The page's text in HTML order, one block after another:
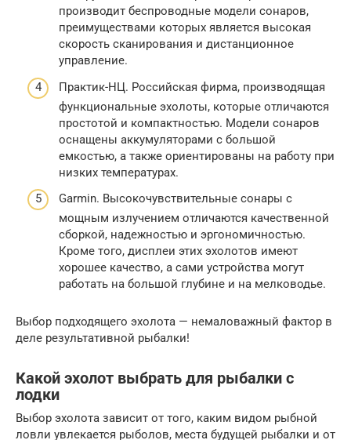
производит беспроводные модели сонаров,
преимуществами которых является высокая
скорость сканирования и дистанционное
управление.
Практик-НЦ. Российская фирма, производящая
функциональные эхолоты, которые отличаются
простотой и компактностью. Модели сонаров
оснащены аккумуляторами с большой
емкостью, а также ориентированы на работу при
низких температурах.
Garmin. Высокочувствительные сонары с
мощным излучением отличаются качественной
сборкой, надежностью и эргономичностью.
Кроме того, дисплеи этих эхолотов имеют
хорошее качество, а сами устройства могут
работать на большой глубине и на мелководье.
Выбор подходящего эхолота — немаловажный фактор в
деле результативной рыбалки!
Какой эхолот выбрать для рыбалки с
лодки
Выбор эхолота зависит от того, каким видом рыбной
ловли увлекается рыболов, места будущей рыбалки и от